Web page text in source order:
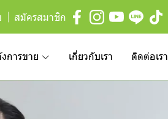
สมัครสมาชิก
การขาย เกี่ยวกับเรา ติดต่อเรา